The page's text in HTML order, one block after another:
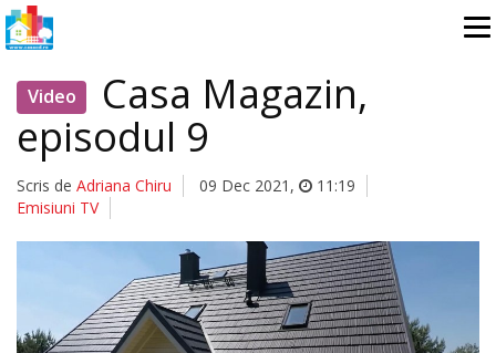
Video Casa Magazin,
episodul 9
Scris de Adriana Chiru 09 Dec 2021 ,
11:19
Emisiuni TV